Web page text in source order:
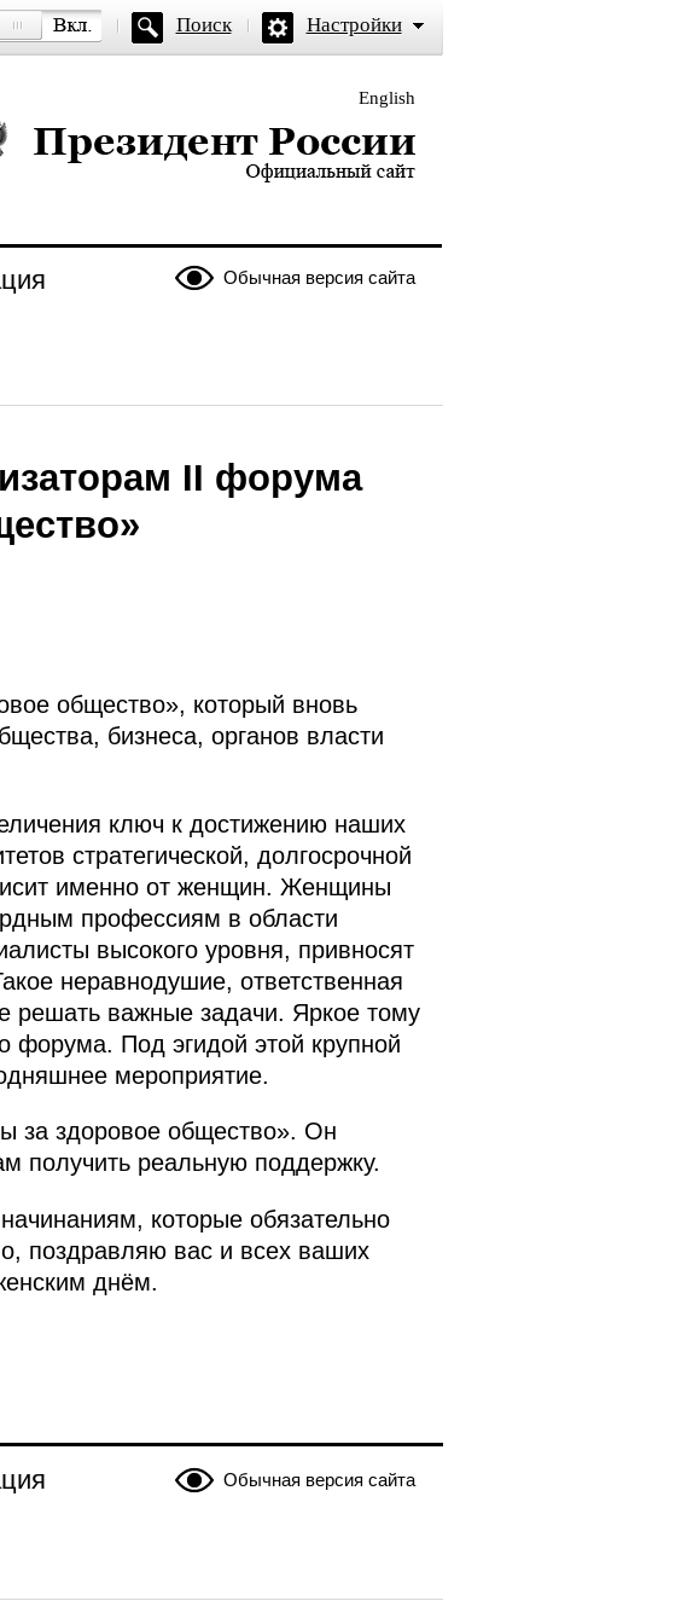
Поиск Настройки
English
России — официальный сайт
Обычная версия сайта
II форума
общество», который вновь
бизнеса, органов власти
ключ к достижению наших
стратегической, долгосрочной
именно от женщин. Женщины
профессиям в области
высокого уровня, привносят
неравнодушие, ответственная
решать важные задачи. Яркое тому
форума. Под эгидой этой крупной
мероприятие.
за здоровое общество». Он
получить реальную поддержку.
которые обязательно
поздравляю вас и всех ваших
днём.
Обычная версия сайта